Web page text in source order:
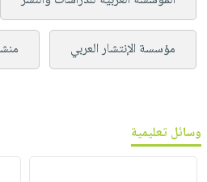
مؤسسة الإنتشار العربي
وسائل تعليمية